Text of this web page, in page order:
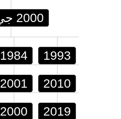
2000 جي تي
1984 1993
2001 2010
2000 2019